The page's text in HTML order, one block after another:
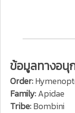
ข้อมูลทางอนุ
Order:
Family:Apidae
Tribe:Bombini